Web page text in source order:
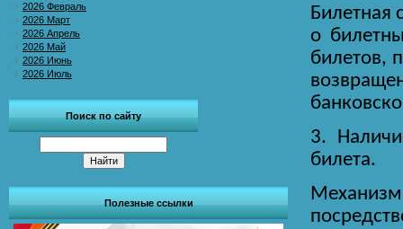
2026 Февраль
2026 Март
2026 Апрель
2026 Май
2026 Июнь
2026 Июль
Поиск по сайту
Полезные ссылки
Билетная
о
билетов,
3.
билета.
Механизм